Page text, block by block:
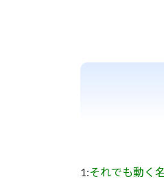
1:それでも動く